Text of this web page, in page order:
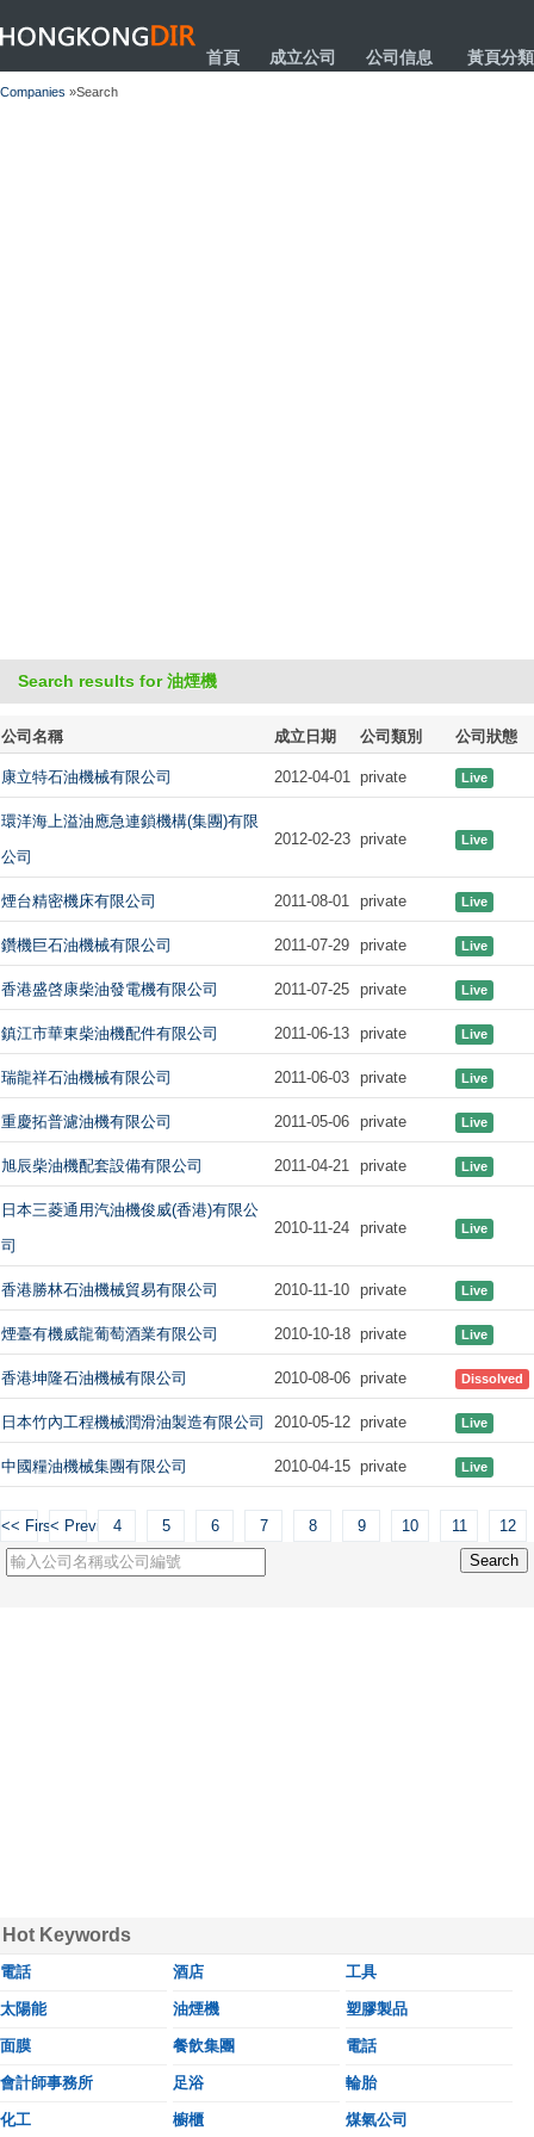
HONGKONGDIR
首頁 成立公司 公司信息 黃頁分類
Companies »Search
Search results for 油煙機
公司名稱 成立日期 公司類別 公司狀態
康立特石油機械有限公司 2012-04-01 private Live
環洋海上溢油應急連鎖機構(集團)有限
公司
2012-02-23 private Live
煙台精密機床有限公司 2011-08-01 private Live
鑽機巨石油機械有限公司 2011-07-29 private Live
香港盛啓康柴油發電機有限公司 2011-07-25 private Live
鎮江市華東柴油機配件有限公司 2011-06-13 private Live
瑞龍祥石油機械有限公司 2011-06-03 private Live
重慶拓普濾油機有限公司 2011-05-06 private Live
旭辰柴油機配套設備有限公司 2011-04-21 private Live
日本三菱通用汽油機俊威(香港)有限公
司
2010-11-24 private Live
香港勝林石油機械貿易有限公司 2010-11-10 private Live
煙臺有機威龍葡萄酒業有限公司 2010-10-18 private Live
香港坤隆石油機械有限公司 2010-08-06 private Dissolved
日本竹內工程機械潤滑油製造有限公司 2010-05-12 private Live
中國糧油機械集團有限公司 2010-04-15 private Live
<< First< Previous
4 5 6 7 8 9 10 11 12
Hot Keywords
電話 酒店 工具
太陽能 油煙機 塑膠製品
面膜 餐飲集團 電話
會計師事務所 足浴 輪胎
化工 櫥櫃 煤氣公司